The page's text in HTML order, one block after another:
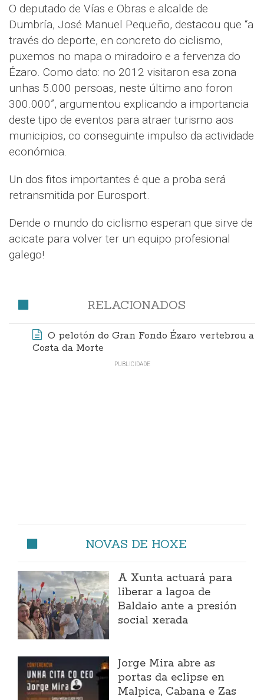
O deputado de Vías e Obras e alcalde de
Dumbría, José Manuel Pequeño, destacou que “a
través do deporte, en concreto do ciclismo,
puxemos no mapa o miradoiro e a fervenza do
Ézaro. Como dato: no 2012 visitaron esa zona
unhas 5.000 persoas, neste último ano foron
300.000”, argumentou explicando a importancia
deste tipo de eventos para atraer turismo aos
municipios, co conseguinte impulso da actividade
económica.
Un dos fitos importantes é que a proba será
retransmitida por Eurosport.
Dende o mundo do ciclismo esperan que sirve de
acicate para volver ter un equipo profesional
galego!
RELACIONADOS
O pelotón do Gran Fondo Ézaro vertebrou a
Costa da Morte
NOVAS DE HOXE
A Xunta actuará para
liberar a lagoa de
Baldaio ante a presión
social xerada
Jorge Mira abre as
portas da eclipse en
Malpica, Cabana e Zas